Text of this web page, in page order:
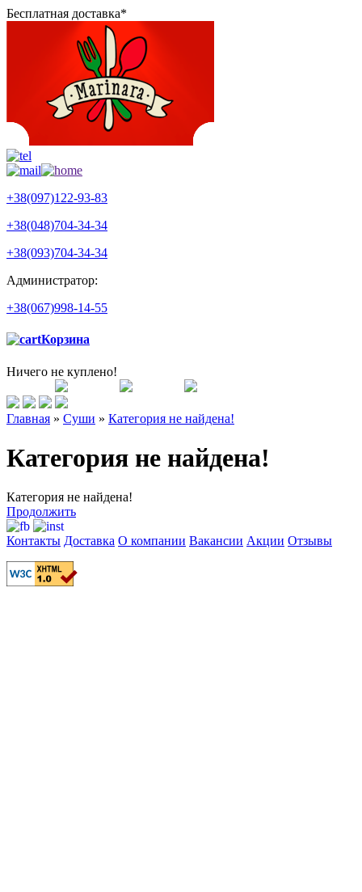
Бесплатная доставка*
+38(097)122-93-83
+38(048)704-34-34
+38(093)704-34-34
Администратор:
+38(067)998-14-55
Корзина
Ничего не куплено!
Главная » Суши » Категория не найдена!
Категория не найдена!
Категория не найдена!
Продолжить
Контакты Доставка О компании Вакансии Акции Отзывы